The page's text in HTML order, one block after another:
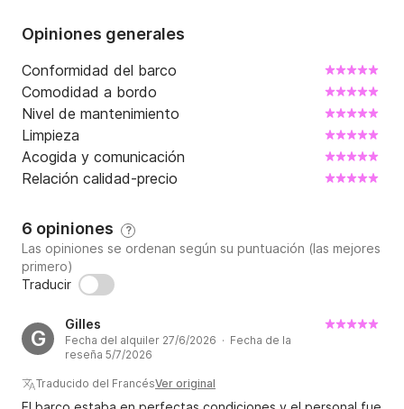
Opiniones generales
Conformidad del barco
Comodidad a bordo
Nivel de mantenimiento
Limpieza
Acogida y comunicación
Relación calidad-precio
6 opiniones ?
Las opiniones se ordenan según su puntuación (las mejores
primero)
Traducir
G
Gilles
Fecha del alquiler 27/6/2026 · Fecha de la
reseña 5/7/2026
Traducido del FrancésVer original